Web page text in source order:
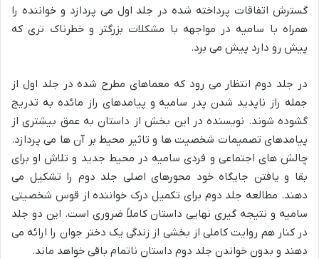
گسترش اتفاقات پرداخته شده در جلد اول می پردازد و خواننده را
همراه با سامیه در مواجهه با مشکلات بزرگتر و خطرناک تری که
پیش رو دارد پیش می برد.
در جلد دوم انتظار می رود که معماهای مطرح شده در جلد اول از
جمله راز ناپدید شدن پدر سامیه و پیامدهای راز مائده به تدریج
گشوده شوند. نویسنده در این بخش از داستان به عمق بیشتری از
پیامدهای تصمیمات شخصیت ها و تاثیر محیط بر آن ها می پردازد.
چالش های اجتماعی و فردی سامیه در محیط جدید و تلاش او برای
بقا و یافتن جایگاه خود محورهای اصلی جلد دوم را تشکیل می
دهند. مطالعه جلد دوم برای تکمیل درک خواننده از قوس شخصیتی
سامیه و نتیجه گیری نهایی داستان کاملاً ضروری است. این دو جلد
در کنار هم روایت کاملی از بخشی از زندگی یک دختر جوان را ارائه می
دهند و بدون خواندن جلد دوم داستان ناتمام باقی خواهد ماند.